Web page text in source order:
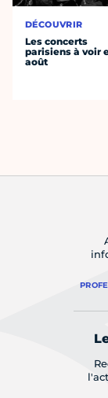
DÉCOUVRIR
Les concerts
parisiens à voir
août